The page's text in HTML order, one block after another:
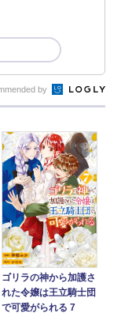
by
ゴリラの神から加護さ
れた令嬢は王立騎士団
で可愛がられる 7